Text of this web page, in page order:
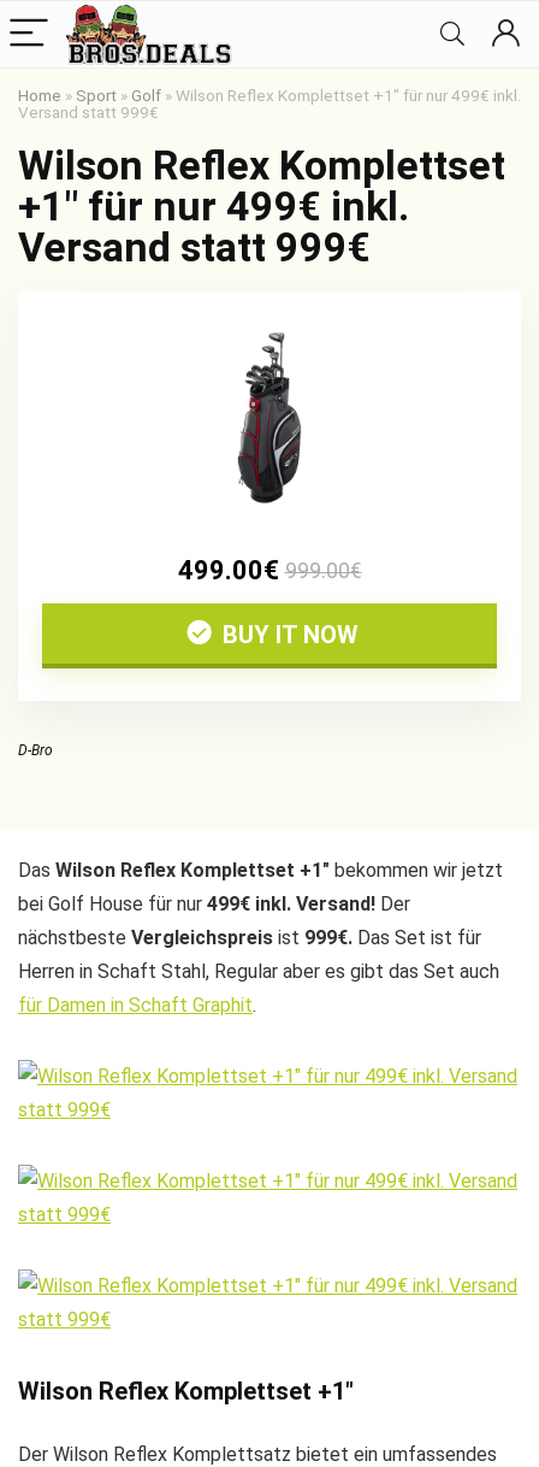
Home » Sport » Golf »Wilson Reflex Komplettset +1″ für nur 499€ inkl.
Versand statt 999€
Wilson Reflex Komplettset
+1″ für nur 499€ inkl.
Versand statt 999€
499.00€ 999.00€
BUY IT NOW
D-Bro
Das Wilson Reflex Komplettset +1″ bekommen wir jetzt
bei Golf House für nur 499€ inkl. Versand! Der
nächstbeste Vergleichspreis ist 999€. Das Set ist für
Herren in Schaft Stahl, Regular aber es gibt das Set auch
für Damen in Schaft Graphit.
Wilson Reflex Komplettset +1″
Der Wilson Reflex Komplettsatz bietet ein umfassendes